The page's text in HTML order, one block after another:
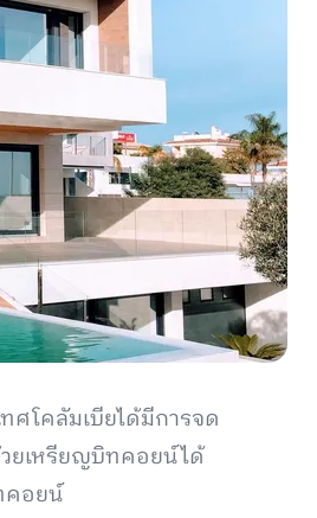
ศโคลัมเบียได้มีการจด
วยเหรียญบิทคอยน์ได้
คอยน์